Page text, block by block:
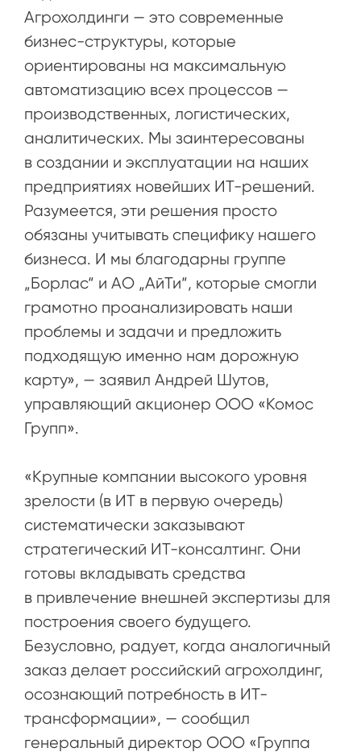
Агрохолдинги — это современные
бизнес-структуры, которые
ориентированы на максимальную
автоматизацию всех процессов —
производственных, логистических,
аналитических. Мы заинтересованы
в создании и эксплуатации на наших
предприятиях новейших ИТ-решений.
Разумеется, эти решения просто
обязаны учитывать специфику нашего
бизнеса. И мы благодарны группе
„Борлас“ и АО „АйТи“, которые смогли
грамотно проанализировать наши
проблемы и задачи и предложить
подходящую именно нам дорожную
карту», — заявил Андрей Шутов,
управляющий акционер ООО «Комос
Групп».
«Крупные компании высокого уровня
зрелости (в ИТ в первую очередь)
систематически заказывают
стратегический ИТ-консалтинг. Они
готовы вкладывать средства
в привлечение внешней экспертизы для
построения своего будущего.
Безусловно, радует, когда аналогичный
заказ делает российский агрохолдинг,
осознающий потребность в ИТ-
трансформации», — сообщил
генеральный директор ООО «Группа